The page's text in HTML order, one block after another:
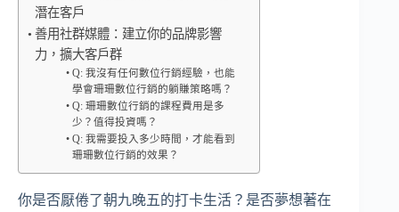
潛在客戶
善用社群媒體：建立你的品牌影響
力，擴大客戶群
Q: 我沒有任何數位行銷經驗，也能
學會珊珊數位行銷的躺賺策略嗎？
Q: 珊珊數位行銷的課程費用是多
少？值得投資嗎？
Q: 我需要投入多少時間，才能看到
珊珊數位行銷的效果？
你是否厭倦了朝九晚五的打卡生活？是否夢想著在